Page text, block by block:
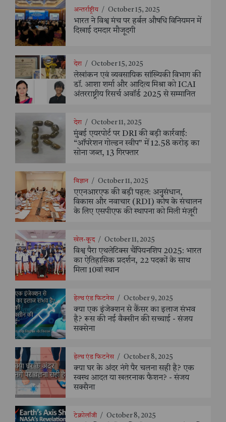
अन्तर्राष्ट्रीय / October 15, 2025
भारत ने विश्व मंच पर हर्बल औषधि विनियमन में
दिखाई दमदार मौजूदगी
देश / October 15, 2025
लेखांकन एवं व्यवसायिक सांख्यिकी विभाग की
डॉ. आशा शर्मा और आदित्य मिश्रा को ICAI
अंतरराष्ट्रीय रिसर्च अवॉर्ड 2025 से सम्मानित
देश / October 11, 2025
मुंबई एयरपोर्ट पर DRI की बड़ी कार्रवाई:
“ऑपरेशन गोल्डन स्वीप” में 12.58 करोड़ का
सोना जब्त, 13 गिरफ्तार
विज्ञान / October 11, 2025
एएनआरएफ की बड़ी पहल: अनुसंधान,
विकास और नवाचार (RDI) कोष के संचालन
के लिए एसपीएफ की स्थापना को मिली मंज़ूरी
खेल-कूद / October 11, 2025
विश्व पैरा एथलेटिक्स चैंपियनशिप 2025: भारत
का ऐतिहासिक प्रदर्शन, 22 पदकों के साथ
मिला 10वां स्थान
हेल्थ एंड फिटनेस / October 9, 2025
क्या एक इंजेक्शन से कैंसर का इलाज संभव
है? रूस की नई वैक्सीन की सच्चाई - संजय
सक्सेना
हेल्थ एंड फिटनेस / October 8, 2025
क्या घर के अंदर नंगे पैर चलना सही है? एक
स्वस्थ आदत या खतरनाक फैशन? - संजय
सक्सैना
टेक्नोलॉजी / October 8, 2025